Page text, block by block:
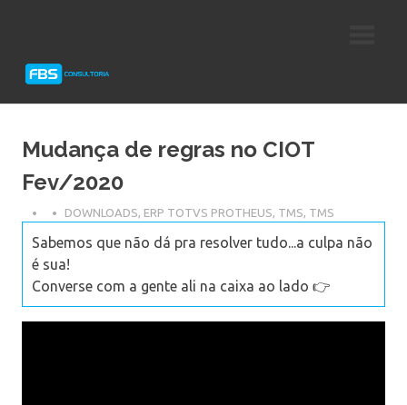
Protheus
Mudança de regras no CIOT
Fev/2020
DOWNLOADS, ERP TOTVS PROTHEUS, TMS, TMS
Sabemos que não dá pra resolver tudo...a culpa não
é sua!
Converse com a gente ali na caixa ao lado 👉